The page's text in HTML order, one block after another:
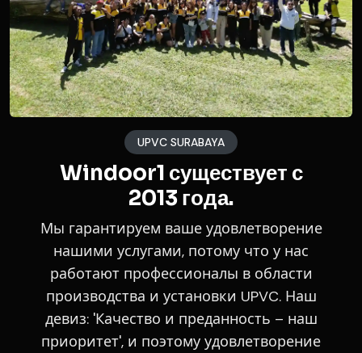
UPVC SURABAYA
Windoor1 существует с
2013 года.
Мы гарантируем ваше удовлетворение
нашими услугами, потому что у нас
работают профессионалы в области
производства и установки UPVC. Наш
девиз: 'Качество и преданность – наш
приоритет', и поэтому удовлетворение